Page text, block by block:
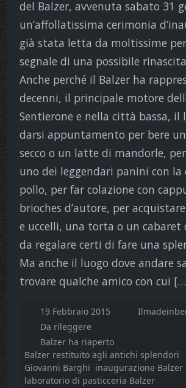
del Balzer, avvenuta sabato 31
un’affollatissima cerimonia
già stata letta da moltissime
segnale di una possibile
Anche perché il Balzer ha
decenni, il principale motore
Sentierone e nella città bassa, il
darsi appuntamento per bere
secco o un latte di mandorle,
uno dei leggendari panini con la
pollo, per far colazione con
brioches d’autore, per
e uccelli, una torta o un cabaret
da regalare certi di fare una
Ma anche il luogo dove andare
trovare qualche amico con cui
19 Febbraio 2015
Da rileggere
Balzer ha riaperto
Balzer restituito agli antichi splendori
Giovanni Barghi inaugurazione Balzer
laboratorio di pasticceria Balzer